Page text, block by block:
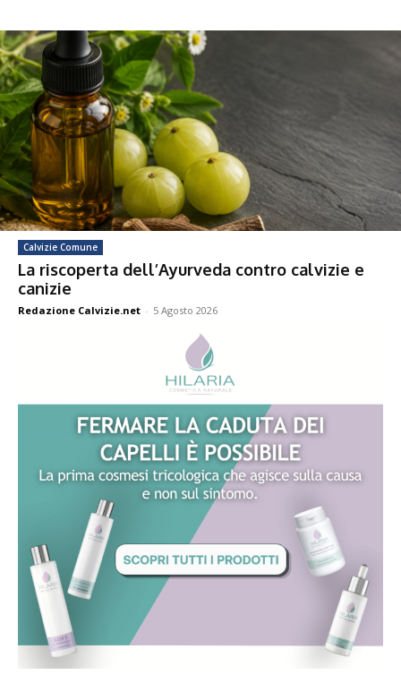
Calvizie Comune
La riscoperta dell’Ayurveda contro calvizie e
canizie
Redazione Calvizie.net - 5 Agosto 2026